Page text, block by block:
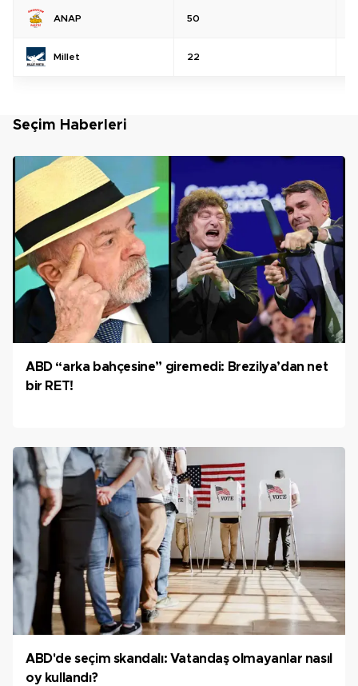
ANAP 50
Millet 22
Seçim Haberleri
ABD “arka bahçesine” giremedi: Brezilya’dan net
bir RET!
ABD'de seçim skandalı: Vatandaş olmayanlar nasıl
oy kullandı?